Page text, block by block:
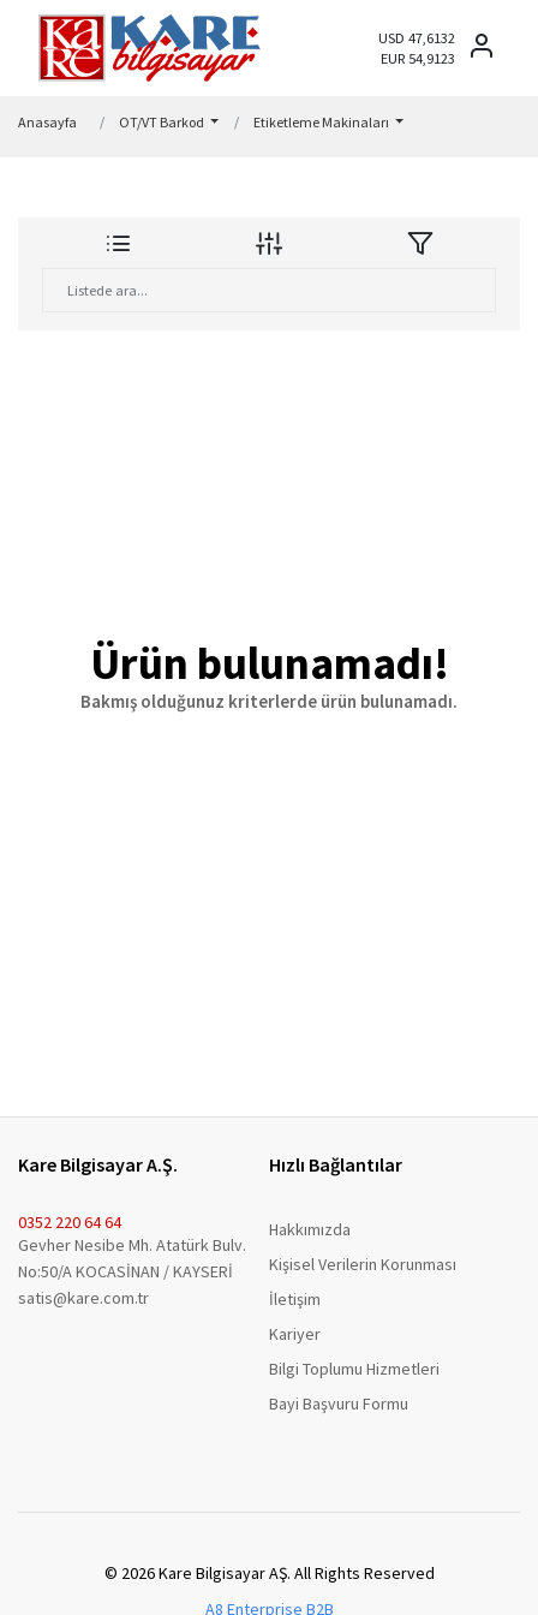
USD 47,6132
EUR 54,9123
Anasayfa OT/VT Barkod Etiketleme Makinaları
Ürün bulunamadı!
Bakmış olduğunuz kriterlerde ürün bulunamadı.
Kare Bilgisayar A.Ş.
0352 220 64 64
Gevher Nesibe Mh. Atatürk Bulv.
No:50/A KOCASİNAN / KAYSERİ
satis@kare.com.tr
Hızlı Bağlantılar
Hakkımızda
Kişisel Verilerin Korunması
İletişim
Kariyer
Bilgi Toplumu Hizmetleri
Bayi Başvuru Formu
© 2026 Kare Bilgisayar AŞ. All Rights Reserved
A8 Enterprise B2B